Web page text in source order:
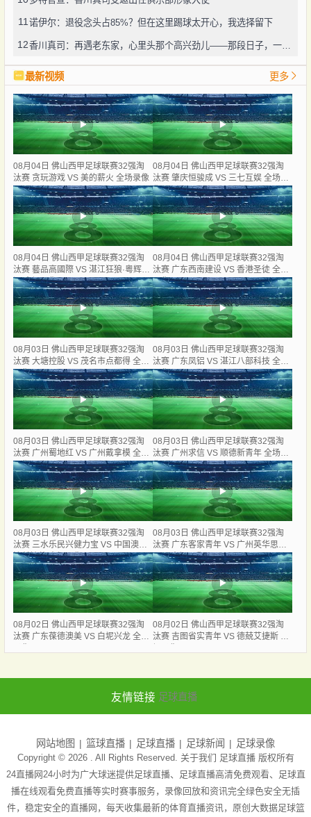
11诺伊尔：退役念头占85%？但在这里踢球太开心，我选择留下
12 香川真司：再遇老东家，心里头那个高兴劲儿——那段日子，一辈子忘不了
最新视频 更多
08月04日 佛山西甲足球联赛32强淘
汰赛 贪玩游戏 VS 美的薪火 全场录像
08月04日 佛山西甲足球联赛32强淘
汰赛 肇庆恒骏成 VS 三七互娱 全场录
像
08月04日 佛山西甲足球联赛32强淘
汰赛 藝品高國際 VS 湛江狂狼·粵辉能
源 全场录像
08月04日 佛山西甲足球联赛32强淘
汰赛 广东西南建设 VS 香港圣徒 全场
录像
08月03日 佛山西甲足球联赛32强淘
汰赛 大塘控股 VS 茂名市点都得 全场
录像
08月03日 佛山西甲足球联赛32强淘
汰赛 广东凤铝 VS 湛江八部科技 全场
录像
08月03日 佛山西甲足球联赛32强淘
汰赛 广州蜀地红 VS 广州戴拿模 全场
录像
08月03日 佛山西甲足球联赛32强淘
汰赛 广州求信 VS 顺德新青年 全场录
像
08月03日 佛山西甲足球联赛32强淘
汰赛 三水乐民兴健力宝 VS 中国澳门
澳科精英 全场录像
08月03日 佛山西甲足球联赛32强淘
汰赛 广东客家青年 VS 广州英华思力
U17 全场录像
08月02日 佛山西甲足球联赛32强淘
汰赛 广东葆德澳美 VS 白坭兴龙 全场
08月02日 佛山西甲足球联赛32强淘
汰赛 吉图省实青年 VS 德兢艾捷斯 全
友情链接 足球直播
网站地图 篮球直播 足球直播 足球新闻 足球录像
Copyright © 2026 . All Rights Reserved. 关于我们 足球直播版权所有
24直播网24小时为广大球迷提供足球直播、足球直播高清免费观看、足球直
播在线观看免费直播等实时赛事服务，录像回放和资讯完全绿色安全无插
件，稳定安全的直播网，每天收集最新的体育直播资讯，原创大数据足球篮